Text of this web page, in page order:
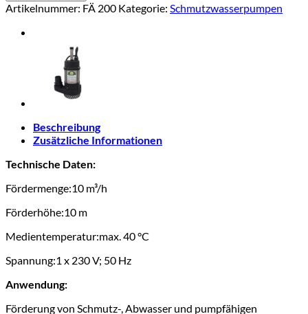
Artikelnummer: FÄ 200 Kategorie: Schmutzwasserpumpen
Beschreibung
Zusätzliche Informationen
Technische Daten:
Fördermenge:10 m³/h
Förderhöhe:10 m
Medientemperatur:max. 40 °C
Spannung:1 x 230 V; 50 Hz
Anwendung:
Förderung von Schmutz-, Abwasser und pumpfähigen